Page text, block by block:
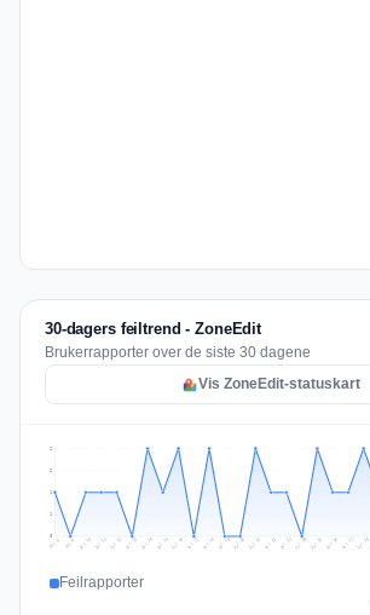
30-dagers feiltrend - ZoneEdit
Brukerrapporter over de siste 30 dagene
Vis ZoneEdit-statuskart
1
1
2
2
Jul 8 Jul 9 Jul 10 Jul 11 Jul 12 Jul 13 Jul 14 Jul 15 Jul 16 Jul 17 Jul 18 Jul 19 Jul 20 Jul 21 Jul 22 Jul 23 Jul 24 Jul 25 Jul 26 Jul 27 Jul 28
Feilrapporter